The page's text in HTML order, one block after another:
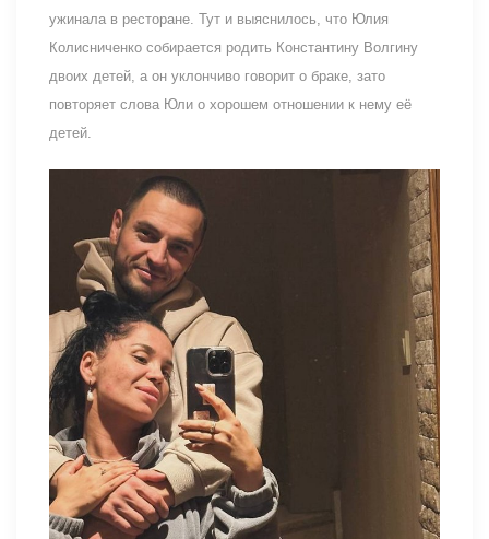
ужинала в ресторане. Тут и выяснилось, что Юлия
Колисниченко собирается родить Константину Волгину
двоих детей, а он уклончиво говорит о браке, зато
повторяет слова Юли о хорошем отношении к нему её
детей.